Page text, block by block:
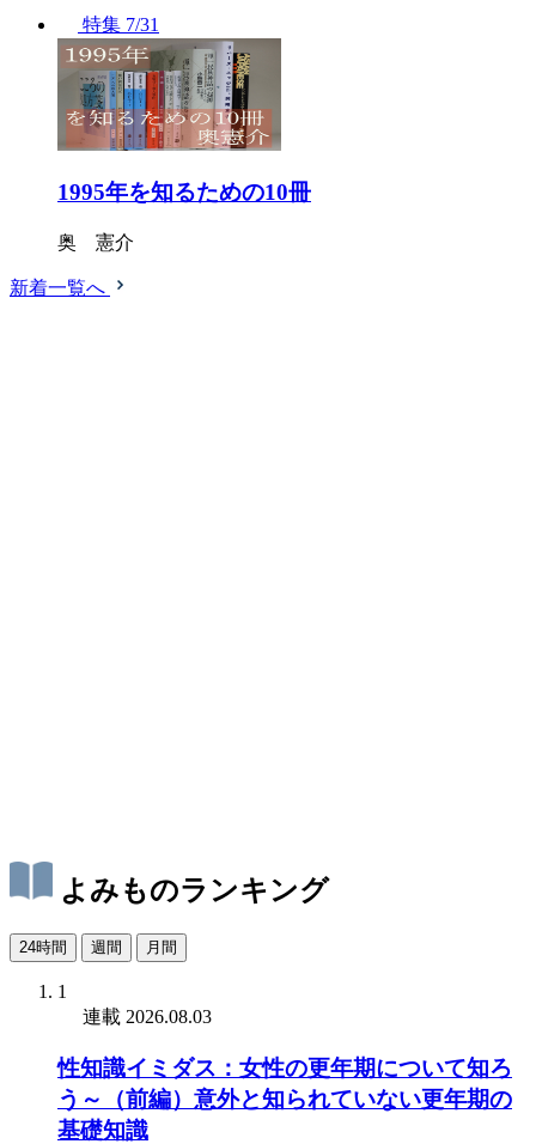
特集 7/31
1995年を知るための10冊
奥 憲介
新着一覧へ
よみものランキング
24時間 週間 月間
1
連載 2026.08.03
性知識イミダス：女性の更年期について知ろ
う～（前編）意外と知られていない更年期の
基礎知識